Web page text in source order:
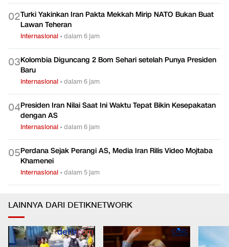
02Turki Yakinkan Iran Pakta Mekkah Mirip NATO Bukan Buat
Lawan Teheran
Internasional •dalam 6 jam
03Kolombia Diguncang 2 Bom Sehari setelah Punya Presiden
Baru
Internasional •dalam 6 jam
04Presiden Iran Nilai Saat Ini Waktu Tepat Bikin Kesepakatan
dengan AS
Internasional •dalam 6 jam
05Perdana Sejak Perangi AS, Media Iran Rilis Video Mojtaba
Khamenei
Internasional •dalam 5 jam
LAINNYA DARI DETIKNETWORK